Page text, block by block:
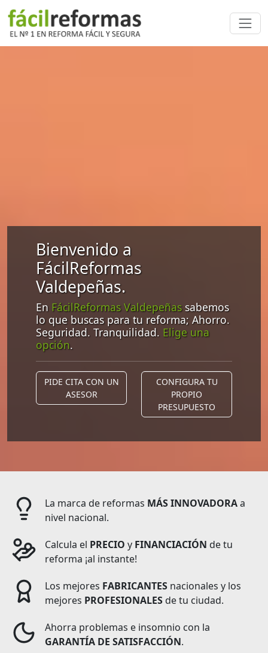
Bienvenido a
FácilReformas
Valdepeñas.
En FácilReformas Valdepeñassabemos
lo que buscas para tu reforma; Ahorro.
Seguridad. Tranquilidad. Elige una
opción.
PIDE CITA CON UN
ASESOR
CONFIGURA TU
PROPIO
PRESUPUESTO
La marca de reformas MÁS INNOVADORAa
nivel nacional.
Calcula el PRECIO y FINANCIACIÓN de tu
reforma ¡al instante!
Los mejores FABRICANTES nacionales y los
mejores PROFESIONALES de tu ciudad.
Ahorra problemas e insomnio con la
GARANTÍA DE SATISFACCIÓN.